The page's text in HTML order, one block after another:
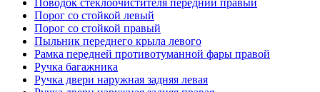
Порог со стойкой левый
Порог со стойкой правый
Пыльник переднего крыла левого
Рамка передней противотуманной фары правой
Ручка багажника
Ручка двери наружная задняя левая